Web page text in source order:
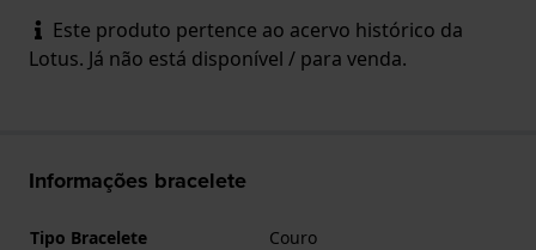
Este produto pertence ao acervo histórico da
Lotus. Já não está disponível / para venda.
Informações bracelete
Tipo Bracelete
Couro